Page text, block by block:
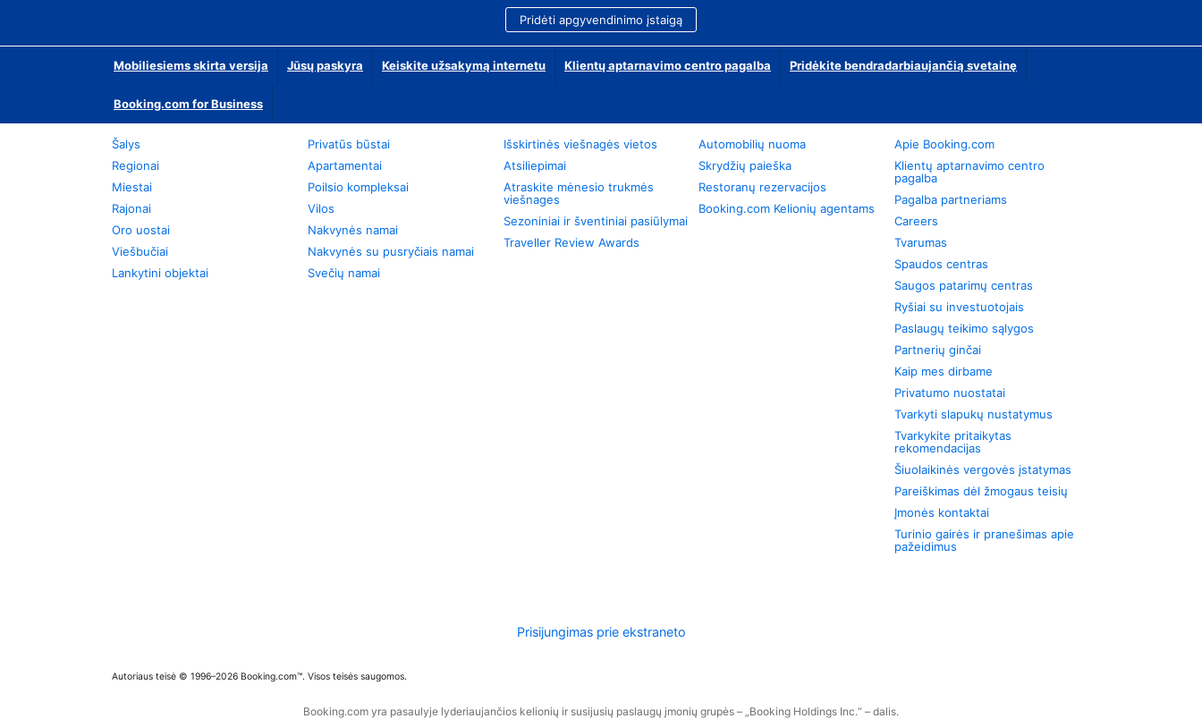
Pridėti apgyvendinimo įstaigą
Mobiliesiems skirta versija Jūsų paskyra Keiskite užsakymą internetu Klientų aptarnavimo centro pagalba Pridėkite bendradarbiaujančią svetainę
Booking.com for Business
Šalys
Regionai
Miestai
Rajonai
Oro uostai
Viešbučiai
Lankytini objektai
Privatūs būstai
Apartamentai
Poilsio kompleksai
Vilos
Nakvynės namai
Nakvynės su pusryčiais namai
Svečių namai
Išskirtinės viešnagės vietos
Atsiliepimai
Atraskite mėnesio trukmės
viešnages
Sezoniniai ir šventiniai pasiūlymai
Traveller Review Awards
Automobilių nuoma
Skrydžių paieška
Restoranų rezervacijos
Booking.com Kelionių agentams
Apie Booking.com
Klientų aptarnavimo centro
pagalba
Pagalba partneriams
Careers
Tvarumas
Spaudos centras
Saugos patarimų centras
Ryšiai su investuotojais
Paslaugų teikimo sąlygos
Partnerių ginčai
Kaip mes dirbame
Privatumo nuostatai
Tvarkyti slapukų nustatymus
Tvarkykite pritaikytas
rekomendacijas
Šiuolaikinės vergovės įstatymas
Pareiškimas dėl žmogaus teisių
Įmonės kontaktai
Turinio gairės ir pranešimas apie
pažeidimus
Prisijungimas prie ekstraneto
Autoriaus teisė © 1996–2026 Booking.com™. Visos teisės saugomos.
Booking.com yra pasaulyje lyderiaujančios kelionių ir susijusių paslaugų įmonių grupės – „Booking Holdings Inc.“ – dalis.